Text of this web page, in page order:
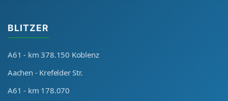
BLITZER
A61 - km 378.150 Koblenz
Aachen - Krefelder Str.
A61 - km 178.070